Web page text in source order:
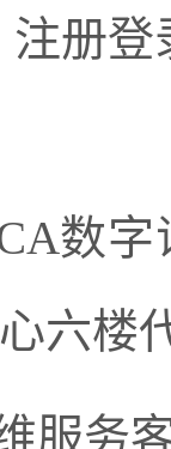
注册
数字
六楼
服务